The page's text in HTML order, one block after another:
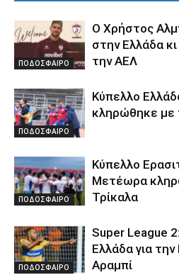
ΠΟΔΟΣΦΑΙΡΟ
Ο Χρήστος
στην Ελλάδα
την ΑΕΛ
ΠΟΔΟΣΦΑΙΡΟ
Κύπελλο
κληρώθηκε με
ΠΟΔΟΣΦΑΙΡΟ
Κύπελλο
Μετέωρα
Τρίκαλα
ΠΟΔΟΣΦΑΙΡΟ
Super League
Ελλάδα για
Αραμπί